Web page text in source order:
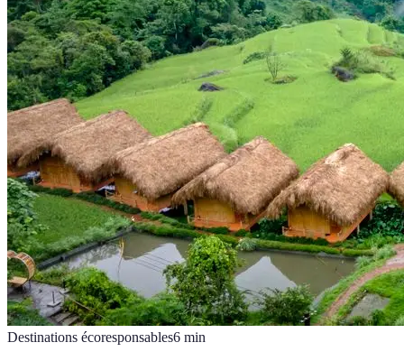
Destinations écoresponsables6 min